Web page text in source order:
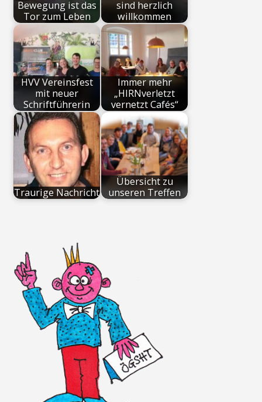
Bewegung ist das
Tor zum Leben
sind herzlich
willkommen
HVV Vereinsfest
mit neuer
Schriftführerin
Immer mehr
„HIRNverletzt
vernetzt Cafés“
Traurige Nachricht
Übersicht zu
unseren Treffen